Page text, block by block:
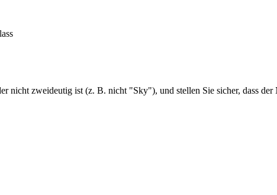
nicht zweideutig ist (z. B. nicht "Sky"), und stellen Sie sicher, dass